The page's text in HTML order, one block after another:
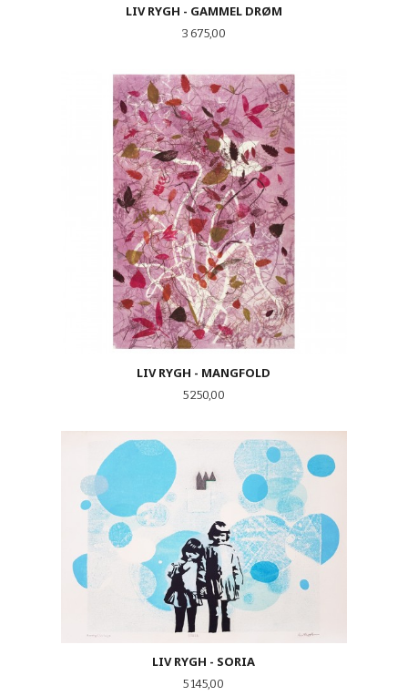
LIV RYGH - GAMMEL DRØM
Pris
3 675,00
LIV RYGH - MANGFOLD
Pris
5 250,00
LIV RYGH - SORIA
Pris
5 145,00